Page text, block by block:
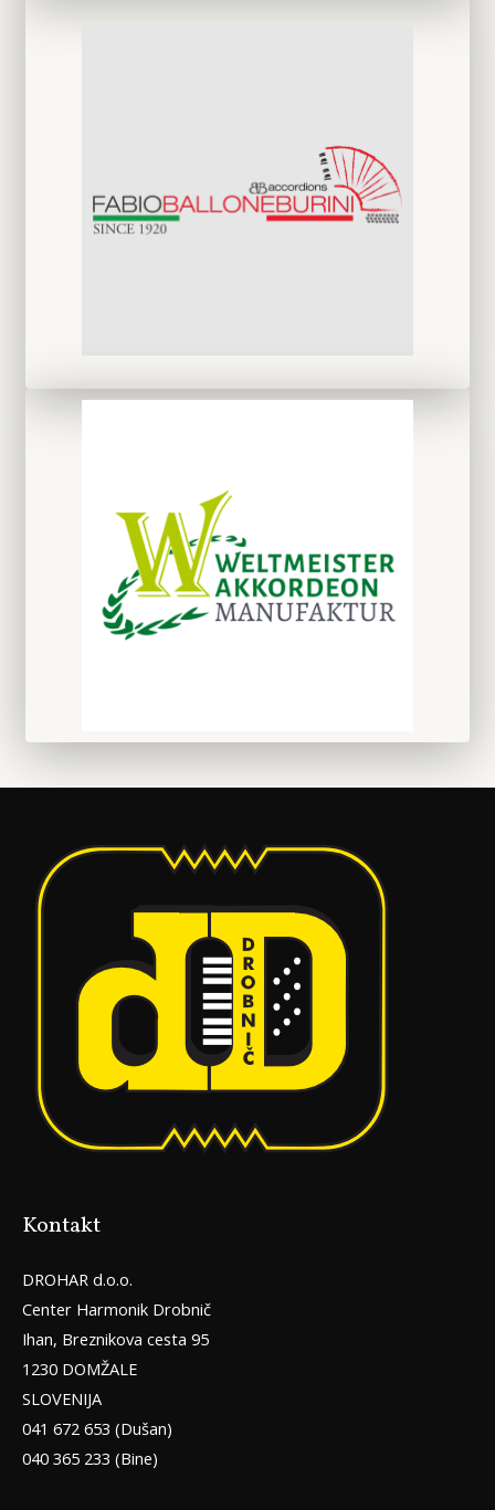
Kontakt
DROHAR d.o.o.
Center Harmonik Drobnič
Ihan, Breznikova cesta 95
1230 DOMŽALE
SLOVENIJA
041 672 653 (Dušan)
040 365 233 (Bine)